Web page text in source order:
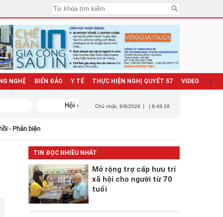
NGHỆ BIỂN ĐẢO Y TẾ THỰC HIỆN NGHỊ QUYẾT 57 VIDEO
Chủ nhật , 9/8/2026 | 8:49:19
- Phản biện
TIN ĐỌC NHIỀU NHẤT
Mở rộng trợ cấp hưu trí
xã hội cho người từ 70
tuổi